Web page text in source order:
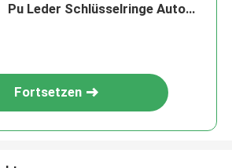
Pu Leder Schlüsselringe Auto
Fortsetzen